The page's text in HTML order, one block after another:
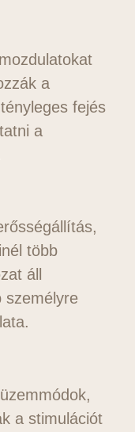
a
fejés
a
több
áll
személyre
a stimulációt